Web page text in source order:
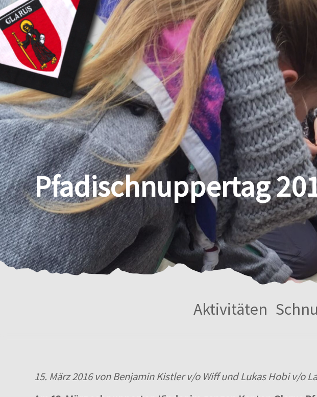
Pfadischnuppertag
Aktivitäten
15. März 2016 von Benjamin Kistler v/o Wiff und Lukas Hobi v/o